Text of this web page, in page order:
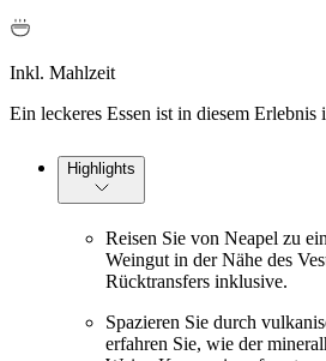
Inkl. Mahlzeit
Ein leckeres Essen ist in diesem Erlebnis
Highlights
Reisen Sie von Neapel zu
Weingut in der Nähe des
Rücktransfers inklusive.
Spazieren Sie durch
erfahren Sie, wie der